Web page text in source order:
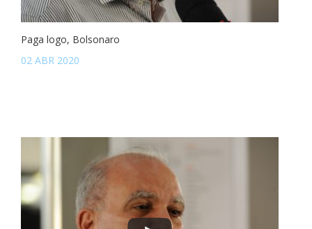
Paga logo, Bolsonaro
02 ABR 2020